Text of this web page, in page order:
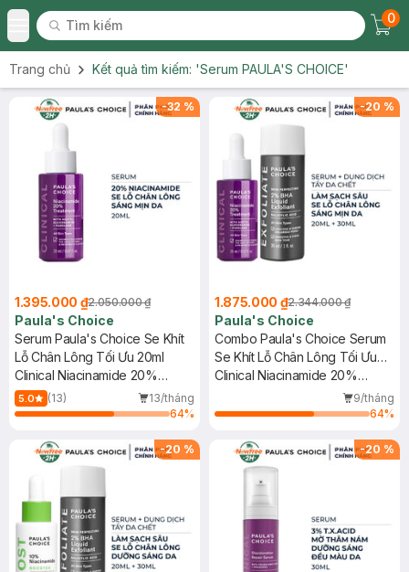
Toggle Menu
Tìm kiếm
Tìm kiếm
0
Trang chủ Kết quả tìm kiếm: 'Serum PAULA'S CHOICE'
-32 %
1.395.000 ₫2.050.000 ₫
Paula's Choice
Serum Paula's Choice Se Khít
Lỗ Chân Lông Tối Ưu 20ml
Clinical Niacinamide 20%
Treatment
5.0 (13)
13/tháng
64%
-20 %
1.875.000 ₫2.344.000 ₫
Paula's Choice
Combo Paula's Choice Serum
Se Khít Lỗ Chân Lông Tối Ưu
20ml + Dung Dịch Tẩy Da Chết
Clinical Niacinamide 20%
Treatment + Skin Perfecting
2% BHA Liquid
9/tháng
64%
-20 % -20 %